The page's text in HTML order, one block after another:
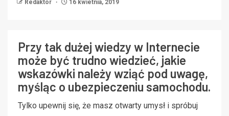
Redaktor 16 kwietnia, 2019
Przy tak dużej wiedzy w Internecie
może być trudno wiedzieć, jakie
wskazówki należy wziąć pod uwagę,
myśląc o ubezpieczeniu samochodu.
Tylko upewnij się, że masz otwarty umysł i spróbuj